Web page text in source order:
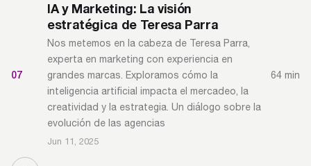
07
IA y Marketing: La visión
estratégica de Teresa Parra
Nos metemos en la cabeza de Teresa Parra,
experta en marketing con experiencia en
grandes marcas. Exploramos cómo la
inteligencia artificial impacta el mercadeo, la
creatividad y la estrategia. Un diálogo sobre la
evolución de las agencias
Jun 11, 2025
64 min